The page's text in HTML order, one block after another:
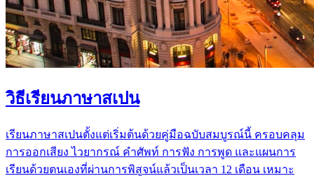
วิธีเรียนภาษาสเปน
เรียนภาษาสเปนตั้งแต่เริ่มต้นด้วยคู่มือฉบับสมบูรณ์นี้ ครอบคลุม
การออกเสียง ไวยากรณ์ คำศัพท์ การฟัง การพูด และแผนการ
เรียนด้วยตนเองที่ผ่านการพิสูจน์แล้วเป็นเวลา 12 เดือน เหมาะ